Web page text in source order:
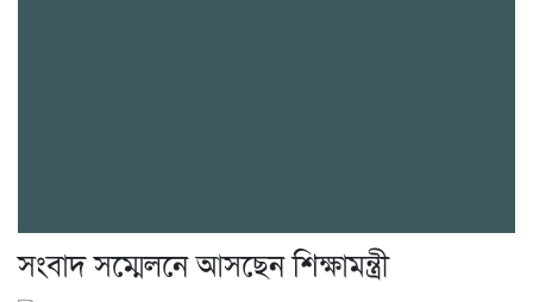
সংবাদ সম্মেলনে আসছেন শিক্ষামন্ত্রী